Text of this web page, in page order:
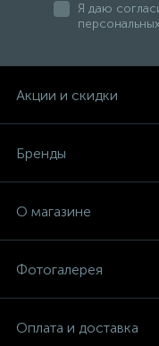
Я даю
Акции и скидки
Бренды
О магазине
Фотогалерея
Оплата и доставка